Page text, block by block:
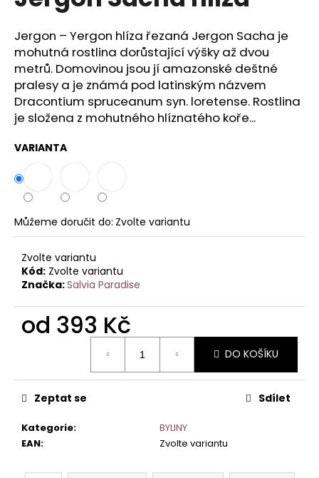
5
hvězdiček.
Jergon – Yergon hlíza řezaná Jergon Sacha je
mohutná rostlina dorůstající výšky až dvou
metrů. Domovinou jsou jí amazonské deštné
pralesy a je známá pod latinským názvem
Dracontium spruceanum syn. loretense. Rostlina
je složena z mohutného hlíznatého koře...
VARIANTA
Můžeme doručit do: Zvolte variantu
Zvolte variantu
Kód: Zvolte variantu
Značka:Salvia Paradise
od 393 Kč
DO KOŠÍKU
Kategorie:
BYLINY
EAN: Zvolte variantu
Zeptat se Sdílet
j
í
t
?
D
o
p
o
u
č
u
m
e